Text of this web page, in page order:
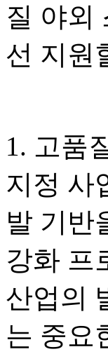
질 야외
선 지원
1. 고품
지정 사
발 기반
강화 프
산업의
는 중요